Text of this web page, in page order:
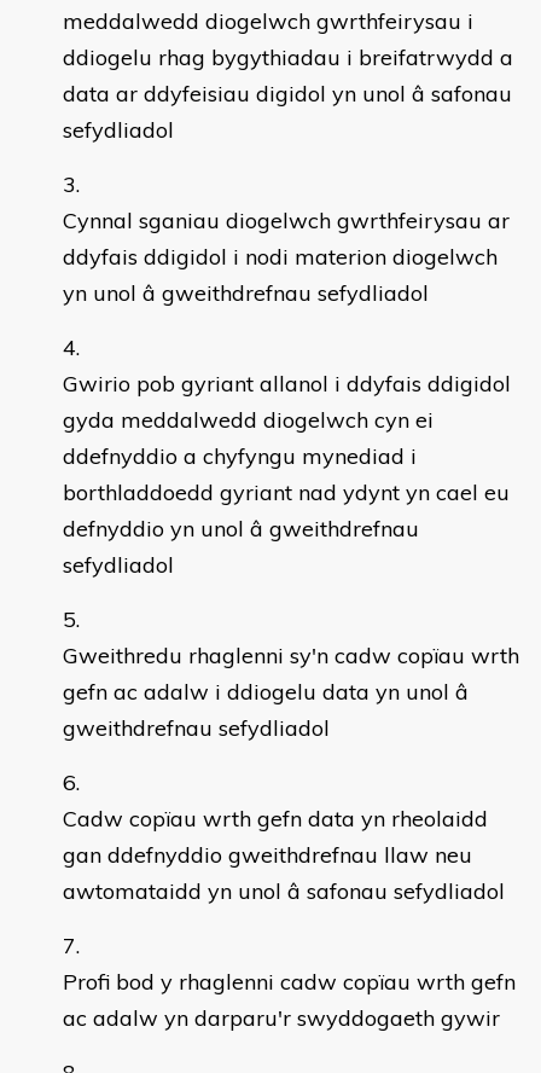
meddalwedd diogelwch gwrthfeirysau i
ddiogelu rhag bygythiadau i breifatrwydd a
data ar ddyfeisiau digidol yn unol â safonau
sefydliadol
Cynnal sganiau diogelwch gwrthfeirysau ar
ddyfais ddigidol i nodi materion diogelwch
yn unol â gweithdrefnau sefydliadol
Gwirio pob gyriant allanol i ddyfais ddigidol
gyda meddalwedd diogelwch cyn ei
ddefnyddio a chyfyngu mynediad i
borthladdoedd gyriant nad ydynt yn cael eu
defnyddio yn unol â gweithdrefnau
sefydliadol
Gweithredu rhaglenni sy'n cadw copïau wrth
gefn ac adalw i ddiogelu data yn unol â
gweithdrefnau sefydliadol
Cadw copïau wrth gefn data yn rheolaidd
gan ddefnyddio gweithdrefnau llaw neu
awtomataidd yn unol â safonau sefydliadol
Profi bod y rhaglenni cadw copïau wrth gefn
ac adalw yn darparu'r swyddogaeth gywir